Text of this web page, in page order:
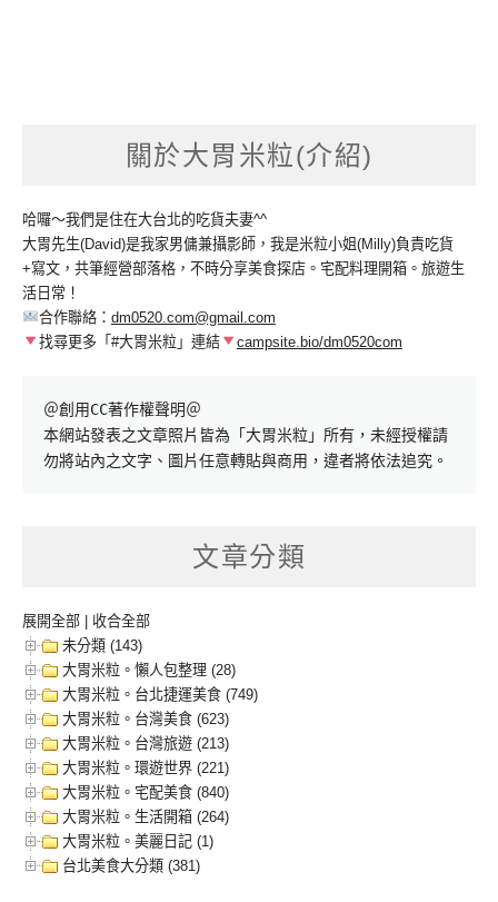
關於大胃米粒(介紹)
哈囉～我們是住在大台北的吃貨夫妻^^
大胃先生(David)是我家男傭兼攝影師，我是米粒小姐(Milly)負責吃貨
+寫文，共筆經營部落格，不時分享美食探店。宅配料理開箱。旅遊生
活日常！
合作聯絡： dm0520.com@gmail.com
找尋更多「#大胃米粒」連結
campsite.bio/dm0520com
＠創用CC著作權聲明＠
本網站發表之文章照片皆為「大胃米粒」所有，未經授權請
勿將站內之文字、圖片任意轉貼與商用，違者將依法追究。
文章分類
展開全部 | 收合全部
未分類 (143)
大胃米粒。懶人包整理 (28)
大胃米粒。台北捷運美食 (749)
大胃米粒。台灣美食 (623)
大胃米粒。台灣旅遊 (213)
大胃米粒。環遊世界 (221)
大胃米粒。宅配美食 (840)
大胃米粒。生活開箱 (264)
大胃米粒。美麗日記 (1)
台北美食大分類 (381)